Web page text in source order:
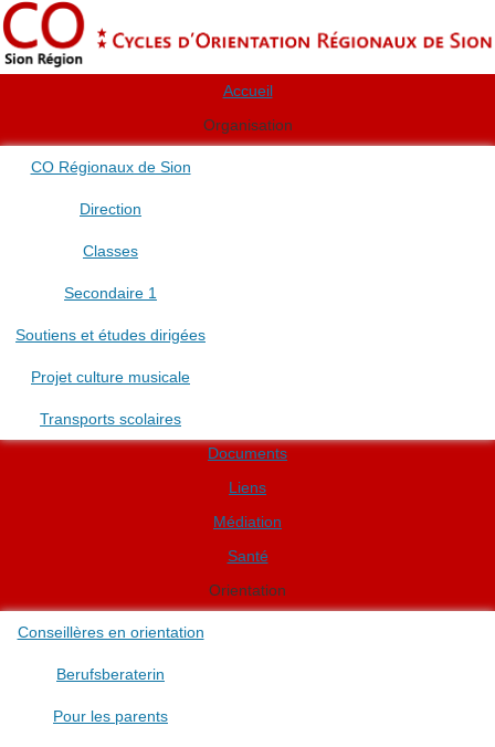
Accueil
Organisation
CO Régionaux de Sion
Direction
Classes
Secondaire 1
Soutiens et études dirigées
Projet culture musicale
Transports scolaires
Documents
Liens
Médiation
Santé
Orientation
Conseillères en orientation
Berufsberaterin
Pour les parents